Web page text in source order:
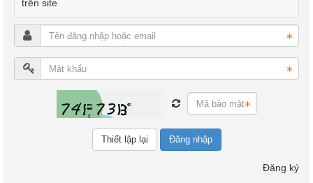
trên site
Đăng nhập
Đăng ký